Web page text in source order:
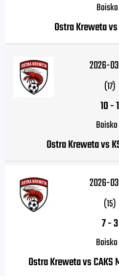
Ostra Kreweta
2026-
(17)
10-1
Ostra Kreweta vs
2026-
(15)
7-3
Ostra Kreweta vs